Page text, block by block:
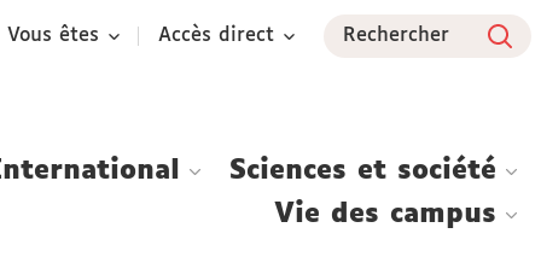
Vous êtes Accès direct Rechercher
Sciences et société
Vie des campus